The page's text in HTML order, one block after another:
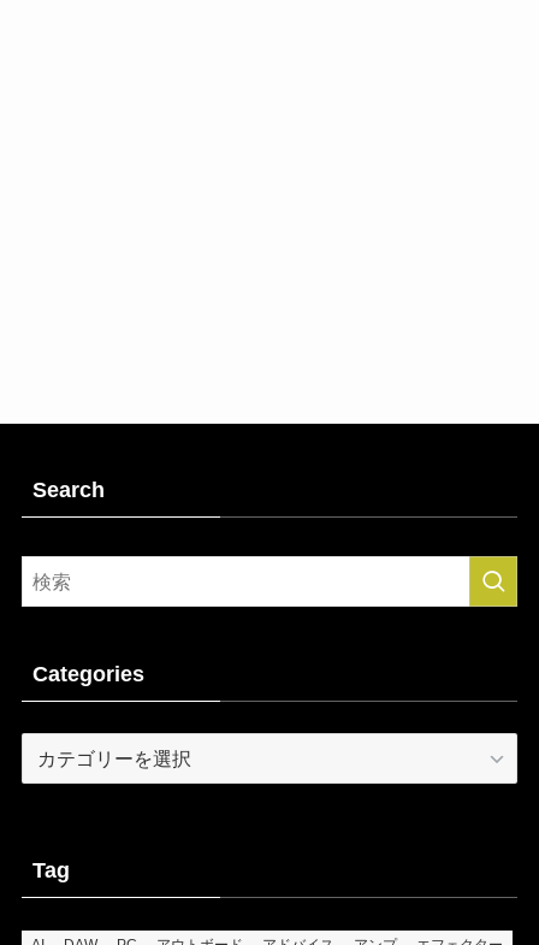
Search
Categories
Categories
Tag